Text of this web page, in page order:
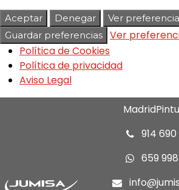
Aceptar Denegar
Ver
Guardar preferencias
Ver
Política de Cookies
Política de privacidad
Aviso Legal
914
659